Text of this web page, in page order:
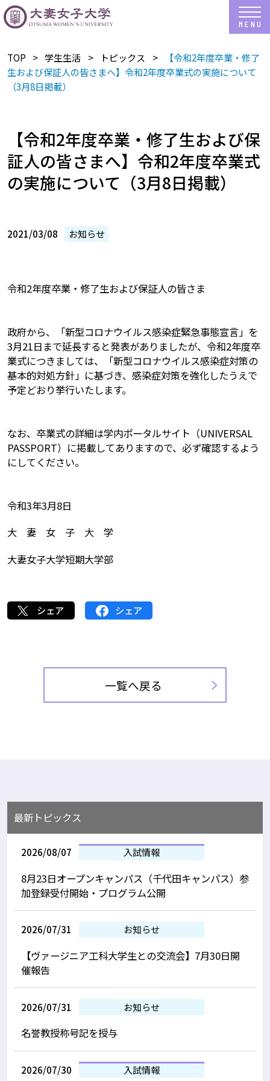
TOP 学生生活 トピックス
【令和2年度卒業・修了
生および保証人の皆さまへ】令和2年度卒業式の実施について
（3月8日掲載）
【令和2年度卒業・修了生および保
証人の皆さまへ】令和2年度卒業式
の実施について（3月8日掲載）
2021/03/08 お知らせ
令和2年度卒業・修了生および保証人の皆さま
政府から、「新型コロナウイルス感染症緊急事態宣言」を
3月21日まで延長すると発表がありましたが、令和2年度卒
業式につきましては、「新型コロナウイルス感染症対策の
基本的対処方針」に基づき、感染症対策を強化したうえで
予定どおり挙行いたします。
なお、卒業式の詳細は学内ポータルサイト（UNIVERSAL
PASSPORT）に掲載してありますので、必ず確認するよう
にしてください。
令和3年3月8日
大 妻 女 子 大 学
大妻女子大学短期大学部
シェア シェア
一覧へ戻る
最新トピックス
2026/08/07 入試情報
8月23日オープンキャンパス（千代田キャンパス）参
加登録受付開始・プログラム公開
2026/07/31 お知らせ
【ヴァージニア工科大学生との交流会】7月30日開
催報告
2026/07/31 お知らせ
名誉教授称号記を授与
2026/07/30 入試情報